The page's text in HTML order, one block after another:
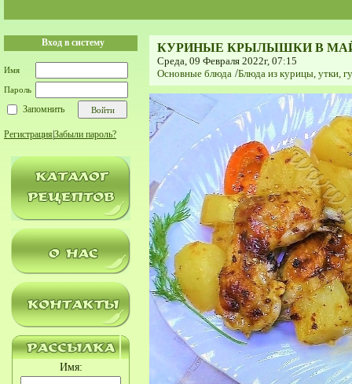
Вход в систему
Имя
Пароль
Запомнить
Регистрация Забыли пароль?
Имя:
КУРИНЫЕ КРЫЛЫШКИ В
Среда, 09 Февраля 2022г, 07:15
Основные блюда /Блюда из курицы, утки,